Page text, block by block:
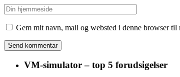
Gem mit navn, mail og websted i denne browser til
VM-simulator – top 5 forudsigelser